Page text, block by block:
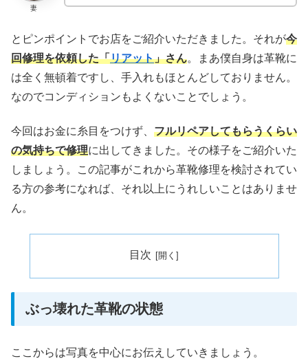
妻
とピンポイントでお店をご紹介いただきました。それが今
回修理を依頼した「リアット」さん。まあ僕自身は革靴に
は全く無頓着ですし、手入れもほとんどしておりません。
なのでコンディションもよくないことでしょう。
今回はお金に糸目をつけず、 フルリペアしてもらうくらい
の気持ちで修理に出してきました。その様子をご紹介いた
しましょう。この記事がこれから革靴修理を検討されてい
る方の参考になれば、それ以上にうれしいことはありませ
ん。
目次
ぶっ壊れた革靴の状態
ここからは写真を中心にお伝えしていきましょう。